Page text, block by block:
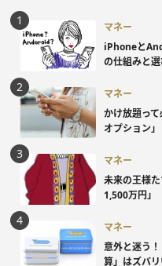
マネー
iPhoneと
の仕組みと
マネー
かけ放題っ
オプション」
マネー
未来の王様
1,500万円」
マネー
意外と迷う
算」はズバリ